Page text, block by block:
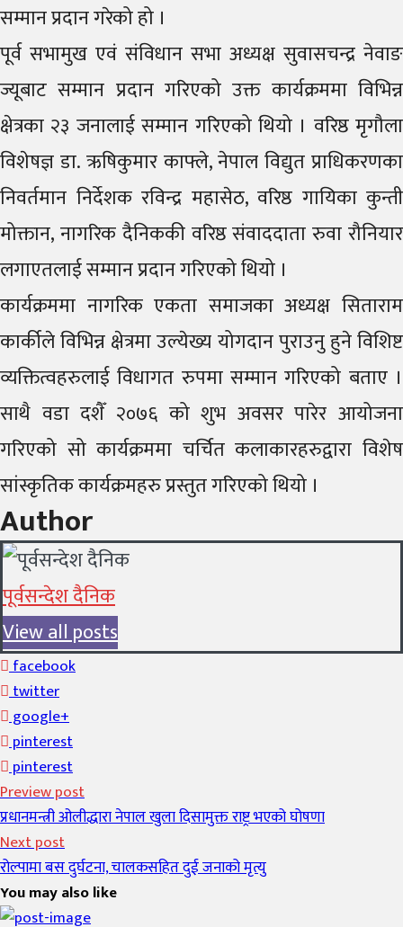
सम्मान प्रदान गरेको हो ।
पूर्व सभामुख एवं संविधान सभा अध्यक्ष सुवासचन्द्र नेवाङ
ज्यूबाट सम्मान प्रदान गरिएको उक्त कार्यक्रममा विभिन्न
क्षेत्रका २३ जनालाई सम्मान गरिएको थियो । वरिष्ठ मृगौला
विशेषज्ञ डा. ऋषिकुमार काफ्ले, नेपाल विद्युत प्राधिकरणका
निवर्तमान निर्देशक रविन्द्र महासेठ, वरिष्ठ गायिका कुन्ती
मोक्तान, नागरिक दैनिककी वरिष्ठ संवाददाता रुवा रौनियार
लगाएतलाई सम्मान प्रदान गरिएको थियो ।
कार्यक्रममा नागरिक एकता समाजका अध्यक्ष सिताराम
कार्कीले विभिन्न क्षेत्रमा उल्येख्य योगदान पुराउनु हुने विशिष्ट
व्यक्तित्वहरुलाई विधागत रुपमा सम्मान गरिएको बताए ।
साथै वडा दशैँ २०७६ को शुभ अवसर पारेर आयोजना
गरिएको सो कार्यक्रममा चर्चित कलाकारहरुद्वारा विशेष
सांस्कृतिक कार्यक्रमहरु प्रस्तुत गरिएको थियो ।
Author
पूर्वसन्देश दैनिक
View all posts
facebook
twitter
google+
pinterest
pinterest
Preview post
प्रधानमन्त्री ओलीद्धारा नेपाल खुला दिसामुक्त राष्ट्र भएको घोषणा
Next post
रोल्पामा बस दुर्घटना, चालकसहित दुई जनाको मृत्यु
You may also like